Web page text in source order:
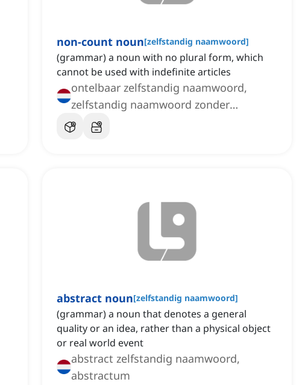
non-count noun[zelfstandig naamwoord]
(grammar) a noun with no plural form, which
cannot be used with indefinite articles
ontelbaar zelfstandig naamwoord,
zelfstandig naamwoord zonder
meervoudsvorm
abstract noun[zelfstandig naamwoord]
(grammar) a noun that denotes a general
quality or an idea, rather than a physical object
or real world event
abstract zelfstandig naamwoord,
abstractum